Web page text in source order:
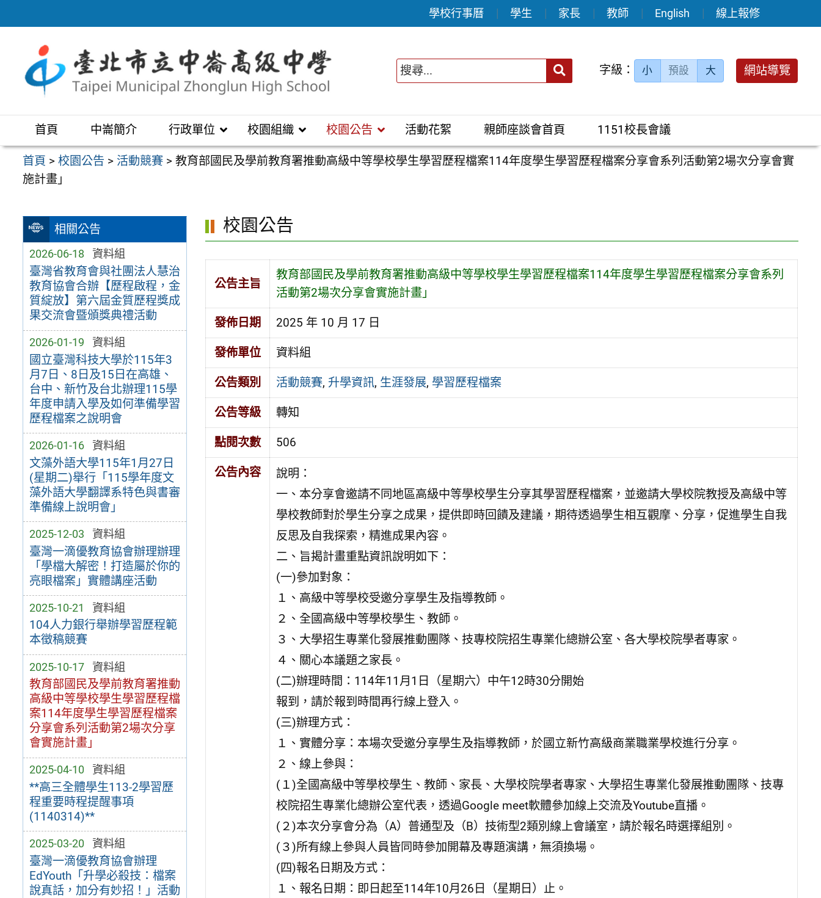
至
區
學校行事曆 學生 家長 教師 English 線上報修
送出 字級： 小 預設 大 網站導覽
首頁 中崙簡介 行政單位 校園組織 校園公告 活動花絮 親師座談會首頁 1151校長會議
首頁 >校園公告 > 活動競賽 >教育部國民及學前教育署推動高級中等學校學生學習歷程檔案114年度學生學習歷程檔案分享會系列活動第2場次分享會實
施計畫」
相關公告
2026-06-18 資料組
臺灣省教育會與社團法人慧治
教育協會合辦【歷程啟程，金
質綻放】第六屆金質歷程獎成
果交流會暨頒獎典禮活動
2026-01-19 資料組
國立臺灣科技大學於115年3
月7日、8日及15日在高雄、
台中、新竹及台北辦理115學
年度申請入學及如何準備學習
歷程檔案之說明會
2026-01-16 資料組
文藻外語大學115年1月27日
(星期二)舉行「115學年度文
藻外語大學翻譯系特色與書審
準備線上說明會」
2025-12-03 資料組
臺灣一滴優教育協會辦理辦理
「學檔大解密！打造屬於你的
亮眼檔案」實體講座活動
2025-10-21 資料組
104人力銀行舉辦學習歷程範
本徵稿競賽
2025-10-17 資料組
教育部國民及學前教育署推動
高級中等學校學生學習歷程檔
案114年度學生學習歷程檔案
分享會系列活動第2場次分享
會實施計畫」
2025-04-10 資料組
**高三全體學生113-2學習歷
程重要時程提醒事項
(1140314)**
2025-03-20 資料組
臺灣一滴優教育協會辦理
EdYouth「升學必殺技：檔案
說真話，加分有妙招！」活動
校園公告
公告主旨
教育部國民及學前教育署推動高級中等學校學生學習歷程檔案114年度學生學習歷程檔案分享會系列
活動第2場次分享會實施計畫」
發佈日期 2025 年 10 月 17 日
發佈單位 資料組
公告類別 活動競賽, 升學資訊, 生涯發展, 學習歷程檔案
公告等級 轉知
點閱次數 506
公告內容
說明：
一、本分享會邀請不同地區高級中等學校學生分享其學習歷程檔案，並邀請大學校院教授及高級中等
學校教師對於學生分享之成果，提供即時回饋及建議，期待透過學生相互觀摩、分享，促進學生自我
反思及自我探索，精進成果內容。
二、旨揭計畫重點資訊說明如下：
(一)參加對象：
１、高級中等學校受邀分享學生及指導教師。
２、全國高級中等學校學生、教師。
３、大學招生專業化發展推動團隊、技專校院招生專業化總辦公室、各大學校院學者專家。
４、關心本議題之家長。
(二)辦理時間：114年11月1日（星期六）中午12時30分開始
報到，請於報到時間再行線上登入。
(三)辦理方式：
１、實體分享：本場次受邀分享學生及指導教師，於國立新竹高級商業職業學校進行分享。
２、線上參與：
(１)全國高級中等學校學生、教師、家長、大學校院學者專家、大學招生專業化發展推動團隊、技專
校院招生專業化總辦公室代表，透過Google meet軟體參加線上交流及Youtube直播。
(２)本次分享會分為（A）普通型及（B）技術型2類別線上會議室，請於報名時選擇組別。
(３)所有線上參與人員皆同時參加開幕及專題演講，無須換場。
(四)報名日期及方式：
１、報名日期：即日起至114年10月26日（星期日）止。